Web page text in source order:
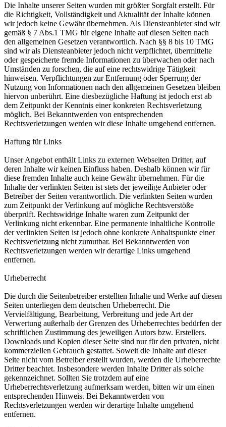
Die Inhalte unserer Seiten wurden mit größter Sorgfalt erstellt. Für
die Richtigkeit, Vollständigkeit und Aktualität der Inhalte können
wir jedoch keine Gewähr übernehmen. Als Diensteanbieter sind wir
gemäß § 7 Abs.1 TMG für eigene Inhalte auf diesen Seiten nach
den allgemeinen Gesetzen verantwortlich. Nach §§ 8 bis 10 TMG
sind wir als Diensteanbieter jedoch nicht verpflichtet, übermittelte
oder gespeicherte fremde Informationen zu überwachen oder nach
Umständen zu forschen, die auf eine rechtswidrige Tätigkeit
hinweisen. Verpflichtungen zur Entfernung oder Sperrung der
Nutzung von Informationen nach den allgemeinen Gesetzen bleiben
hiervon unberührt. Eine diesbezügliche Haftung ist jedoch erst ab
dem Zeitpunkt der Kenntnis einer konkreten Rechtsverletzung
möglich. Bei Bekanntwerden von entsprechenden
Rechtsverletzungen werden wir diese Inhalte umgehend entfernen.
Haftung für Links
Unser Angebot enthält Links zu externen Webseiten Dritter, auf
deren Inhalte wir keinen Einfluss haben. Deshalb können wir für
diese fremden Inhalte auch keine Gewähr übernehmen. Für die
Inhalte der verlinkten Seiten ist stets der jeweilige Anbieter oder
Betreiber der Seiten verantwortlich. Die verlinkten Seiten wurden
zum Zeitpunkt der Verlinkung auf mögliche Rechtsverstöße
überprüft. Rechtswidrige Inhalte waren zum Zeitpunkt der
Verlinkung nicht erkennbar. Eine permanente inhaltliche Kontrolle
der verlinkten Seiten ist jedoch ohne konkrete Anhaltspunkte einer
Rechtsverletzung nicht zumutbar. Bei Bekanntwerden von
Rechtsverletzungen werden wir derartige Links umgehend
entfernen.
Urheberrecht
Die durch die Seitenbetreiber erstellten Inhalte und Werke auf diesen
Seiten unterliegen dem deutschen Urheberrecht. Die
Vervielfältigung, Bearbeitung, Verbreitung und jede Art der
Verwertung außerhalb der Grenzen des Urheberrechtes bedürfen der
schriftlichen Zustimmung des jeweiligen Autors bzw. Erstellers.
Downloads und Kopien dieser Seite sind nur für den privaten, nicht
kommerziellen Gebrauch gestattet. Soweit die Inhalte auf dieser
Seite nicht vom Betreiber erstellt wurden, werden die Urheberrechte
Dritter beachtet. Insbesondere werden Inhalte Dritter als solche
gekennzeichnet. Sollten Sie trotzdem auf eine
Urheberrechtsverletzung aufmerksam werden, bitten wir um einen
entsprechenden Hinweis. Bei Bekanntwerden von
Rechtsverletzungen werden wir derartige Inhalte umgehend
entfernen.